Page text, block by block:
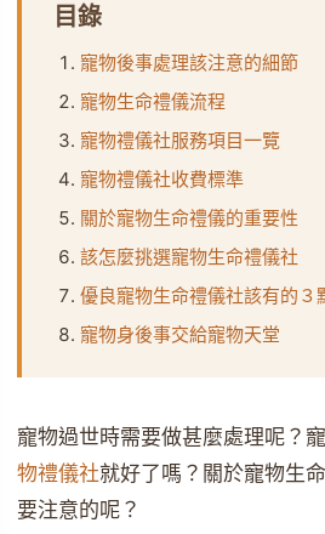
目錄
寵物後事處理該注意的細節
寵物生命禮儀流程
寵物禮儀社服務項目一覽
寵物禮儀社收費標準
關於寵物生命禮儀的重要性
該怎麼挑選寵物生命禮儀社
優良寵物生命禮儀社該有的３
寵物身後事交給寵物天堂
寵物過世時需要做甚麼處理呢？
物禮儀社就好了嗎？關於寵物生
要注意的呢？